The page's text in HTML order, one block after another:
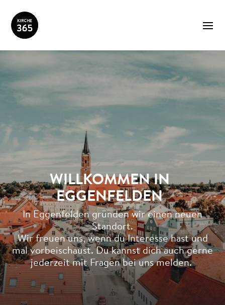
WILLKOMMEN IN
EGGENFELDEN
In Eggenfelden gründen wir einen neuen
Standort.
Wir freuen uns, wenn du Interesse hast und
mal vorbeischaust. Du kannst dich auch gerne
jederzeit mit Fragen bei uns melden.